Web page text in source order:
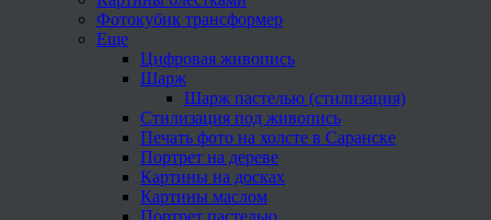
Фотокубик трансформер
Еще
Цифровая живопись
Шарж
Шарж пастелью (стилизация)
Стилизация под живопись
Печать фото на холсте в Саранске
Портрет на дереве
Картины на досках
Картины маслом
Портрет пастелью